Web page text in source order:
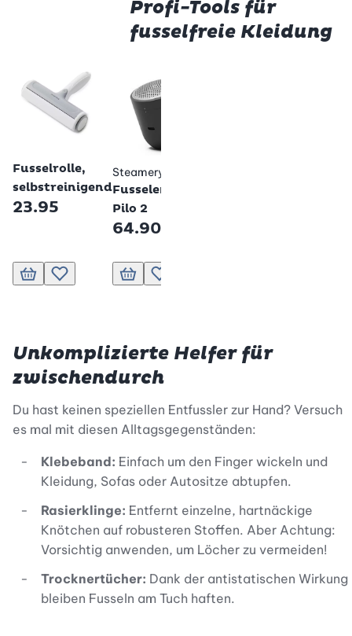
Profi-Tools für
fusselfreie Kleidung
Fusselrolle,
selbstreinigend
23.95
In den Warenkorb
Zur Wunschliste hinzufügen
Steamery
Fusselentferner
Pilo 2
64.90
In den Warenkorb
Zur Wunschliste hinzufügen
Unkomplizierte Helfer für
zwischendurch
Du hast keinen speziellen Entfussler zur Hand? Versuch
es mal mit diesen Alltagsgegenständen:
Klebeband: Einfach um den Finger wickeln und
Kleidung, Sofas oder Autositze abtupfen.
Rasierklinge: Entfernt einzelne, hartnäckige
Knötchen auf robusteren Stoffen. Aber Achtung:
Vorsichtig anwenden, um Löcher zu vermeiden!
Trocknertücher: Dank der antistatischen Wirkung
bleiben Fusseln am Tuch haften.